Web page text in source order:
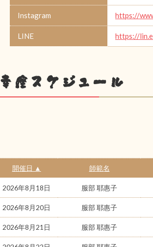
Instagram https://
LINE https://
幸座スケジュール
開催日 ▲ 師範名
2026年8月18日 服部 耶惠子
2026年8月20日 服部 耶惠子
2026年8月21日 服部 耶惠子